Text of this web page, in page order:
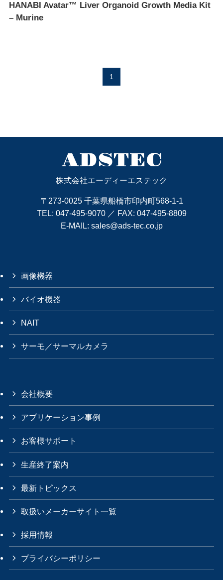
HANABI Avatar™ Liver Organoid Growth Media Kit
– Murine
1
株式会社エーディーエステック
〒273-0025 千葉県船橋市印内町568-1-1
TEL: 047-495-9070／ FAX: 047-495-8809
E-MAIL: sales@ads-tec.co.jp
画像機器
バイオ機器
NAIT
サーモ／サーマルカメラ
会社概要
アプリケーション事例
お客様サポート
生産終了案内
最新トピックス
取扱いメーカーサイト一覧
採用情報
プライバシーポリシー